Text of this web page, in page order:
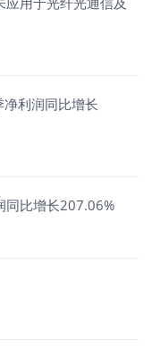
利润同比增长
同比增长207.06%